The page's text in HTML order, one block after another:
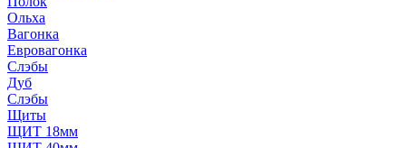
Ольха
Вагонка
Евровагонка
Слэбы
Дуб
Слэбы
Щиты
ЩИТ 18мм